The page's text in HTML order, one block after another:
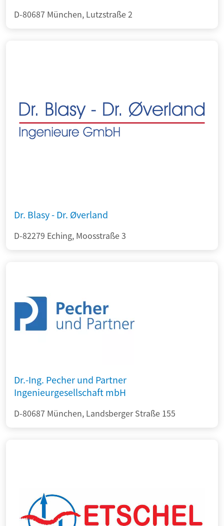
D-80687 München, Lutzstraße 2
Dr. Blasy - Dr. Øverland
D-82279 Eching, Moosstraße 3
Dr.-Ing. Pecher und Partner
Ingenieurgesellschaft mbH
D-80687 München, Landsberger Straße 155